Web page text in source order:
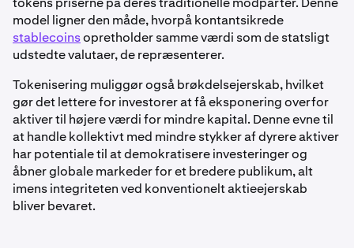
model ligner den måde, hvorpå kontantsikrede
stablecoinsopretholder samme værdi som de statsligt
udstedte valutaer, de repræsenterer.
Tokenisering muliggør også brøkdelsejerskab, hvilket
gør det lettere for investorer at få eksponering overfor
aktiver til højere værdi for mindre kapital. Denne evne til
at handle kollektivt med mindre stykker af dyrere aktiver
har potentiale til at demokratisere investeringer og
åbner globale markeder for et bredere publikum, alt
imens integriteten ved konventionelt aktieejerskab
bliver bevaret.